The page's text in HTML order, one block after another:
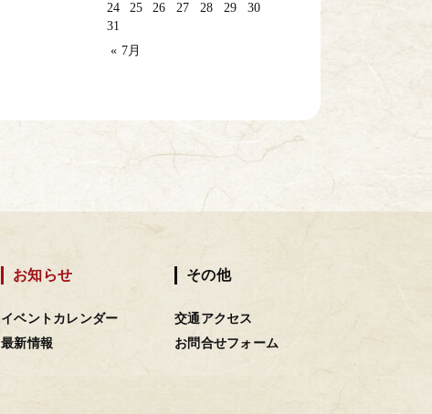
24
25 26 27 28 29
30
31
« 7月
お知らせ
イベントカレンダー
最新情報
その他
交通アクセス
お問合せフォーム